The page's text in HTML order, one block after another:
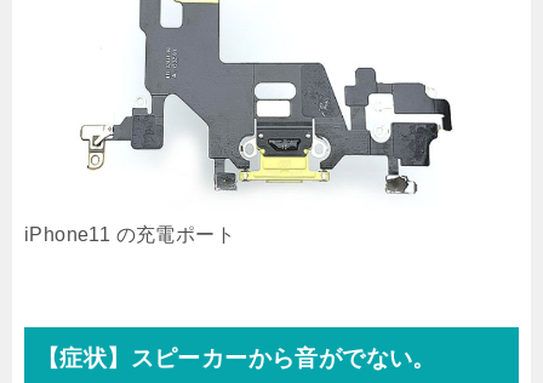
iPhone11 の充電ポート
【症状】スピーカーから音がでない。